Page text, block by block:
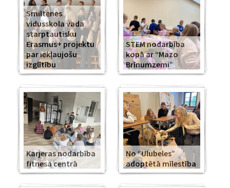
Smiltenes
vidusskola vada
starptautisku
Erasmus+ projektu
par iekļaujošu
izglītību
STEM nodarbība
kopā ar “Mazo
Brīnumzemi”
Karjeras nodarbība
fitnesa centrā
No “Ulubeles”
adoptētā mīlestība